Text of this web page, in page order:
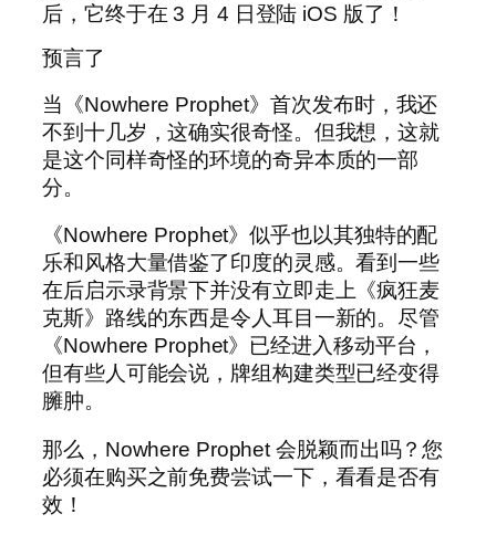
后，它终于在 3 月 4 日登陆 iOS 版了！
预言了
当《Nowhere Prophet》首次发布时，我还
不到十几岁，这确实很奇怪。但我想，这就
是这个同样奇怪的环境的奇异本质的一部
分。
《Nowhere Prophet》似乎也以其独特的配
乐和风格大量借鉴了印度的灵感。看到一些
在后启示录背景下并没有立即走上《疯狂麦
克斯》路线的东西是令人耳目一新的。尽管
《Nowhere Prophet》已经进入移动平台，
但有些人可能会说，牌组构建类型已经变得
臃肿。
那么，Nowhere Prophet 会脱颖而出吗？您
必须在购买之前免费尝试一下，看看是否有
效！